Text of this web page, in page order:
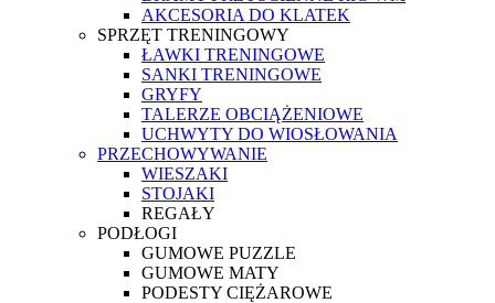
AKCESORIA DO KLATEK
SPRZĘT TRENINGOWY
ŁAWKI TRENINGOWE
SANKI TRENINGOWE
GRYFY
TALERZE OBCIĄŻENIOWE
UCHWYTY DO WIOSŁOWANIA
PRZECHOWYWANIE
WIESZAKI
STOJAKI
REGAŁY
PODŁOGI
GUMOWE PUZZLE
GUMOWE MATY
PODESTY CIĘŻAROWE